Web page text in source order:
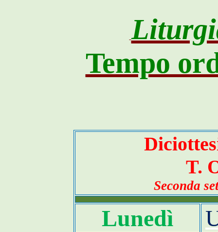
Tempo
T.
Seconda
Lunedì